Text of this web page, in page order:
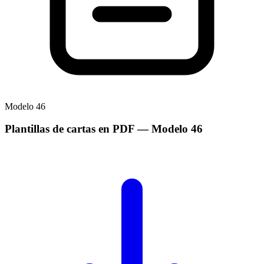
Modelo 46
Plantillas de cartas en PDF— Modelo 46